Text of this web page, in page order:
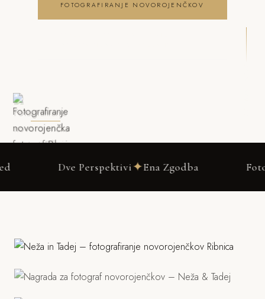
FOTOGRAFIRANJE NOVOROJENČKOV
Dve Perspektivi✦Ena Zgodba